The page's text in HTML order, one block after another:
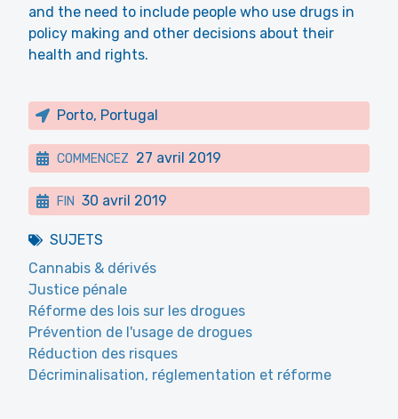
and the need to include people who use drugs in
policy making and other decisions about their
health and rights.
Porto, Portugal
COMMENCEZ 27 avril 2019
FIN 30 avril 2019
SUJETS
Cannabis & dérivés
Justice pénale
Réforme des lois sur les drogues
Prévention de l'usage de drogues
Réduction des risques
Décriminalisation, réglementation et réforme